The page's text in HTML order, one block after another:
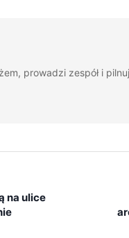
prowadzi zespół i
na ulice